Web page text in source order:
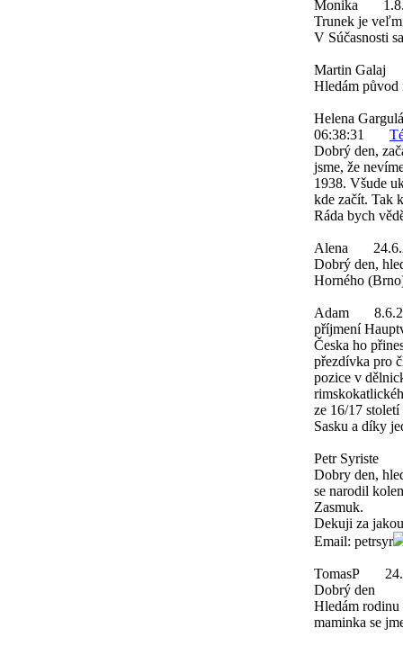
Monika
Trunek je
V Súčasnosti
Martin Galaj
Hledám původ
Helena
06:38:31
Dobrý den,
jsme, že
1938. Všude
kde začít. Tak
Ráda bych
Alena
Dobrý den,
Horného
Adam
příjmení
Česka ho
přezdívka pro
pozice v
ze 16/17
Sasku a díky
Petr Syriste
Dobry den,
se narodil
Zasmuk.
Dekuji za
Email: petrsyr
TomasP
Dobrý den
Hledám
maminka se